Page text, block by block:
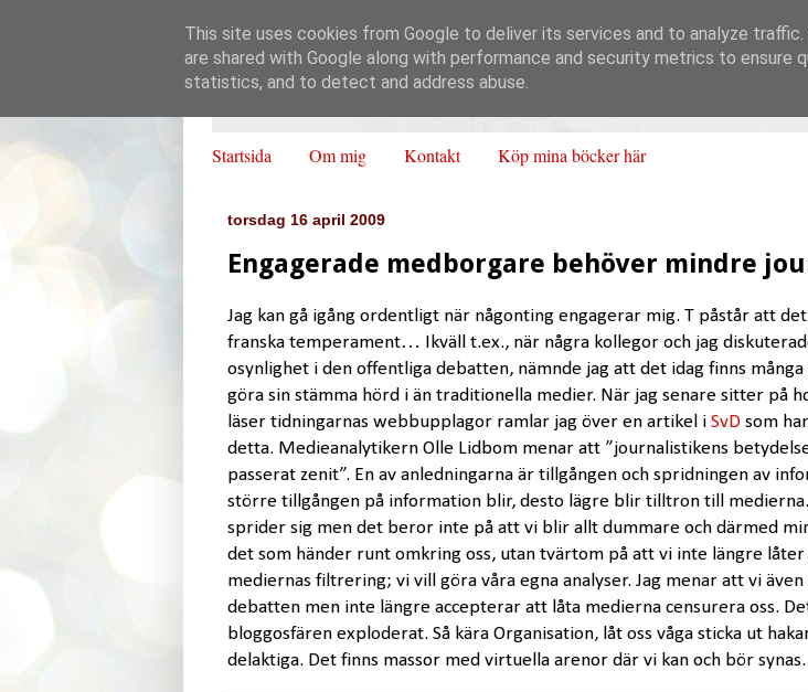
Startsida Om mig Kontakt Köp mina böcker här
torsdag 16 april 2009
Engagerade medborgare behöver mindre
Jag kan gå igång ordentligt när någonting engagerar mig. T påstår att
franska temperament… Ikväll t.ex., när några kollegor och jag
osynlighet i den offentliga debatten, nämnde jag att det idag finns
göra sin stämma hörd i än traditionella medier. När jag senare sitter på
läser tidningarnas webbupplagor ramlar jag över en artikel i SvDsom
detta. Medieanalytikern Olle Lidbom menar att ”journalistikens
passerat zenit”. En av anledningarna är tillgången och spridningen av
större tillgången på information blir, desto lägre blir tilltron till
sprider sig men det beror inte på att vi blir allt dummare och därmed
det som händer runt omkring oss, utan tvärtom på att vi inte längre låter
mediernas filtrering; vi vill göra våra egna analyser. Jag menar att vi
debatten men inte längre accepterar att låta medierna censurera oss.
bloggosfären exploderat. Så kära Organisation, låt oss våga sticka ut
delaktiga. Det finns massor med virtuella arenor där vi kan och bör synas.
This site uses cookies from Google to deliver its services and to analyze traffic.
are shared with Google along with performance and security metrics to ensure
statistics, and to detect and address abuse.